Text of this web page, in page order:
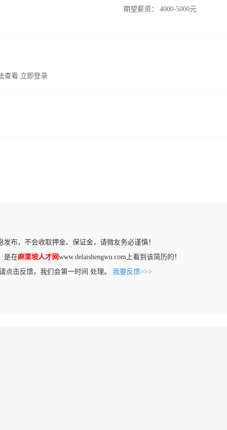
期望薪资：
4000-5000元
查看 立即登录
发布，不会收取押金、保证金，请微友务必谨慎！
是在麻栗坡人才网www.delaishengwu.com上看到该简历的！
点击反馈，我们会第一时间 处理。 我要反馈>>>